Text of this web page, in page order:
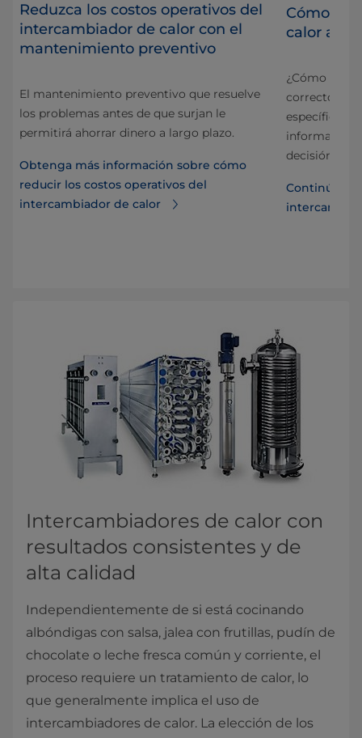
Reduzca los costos operativos del
intercambiador de calor con el
mantenimiento preventivo
El mantenimiento preventivo que resuelve
los problemas antes de que surjan le
permitirá ahorrar dinero a largo plazo.
Obtenga más información sobre cómo
reducir los costos operativos del
intercambiador de calor
Cómo
calor
¿Cómo
correcto que
específicas
información
decisión
Continúe
​​​​​​​​Intercambiadores de calor con
resultados consistentes y de
alta calidad
Independientemente de si está cocinando
albóndigas con salsa, jalea con frutillas, pudín de
chocolate o leche fresca común y corriente, el
proceso requiere un tratamiento de calor, lo
que generalmente implica el uso de
intercambiadores de calor. La elección de los